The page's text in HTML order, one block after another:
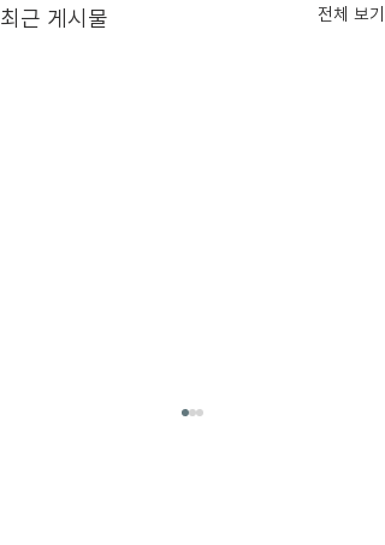
최근 게시물 전체 보기